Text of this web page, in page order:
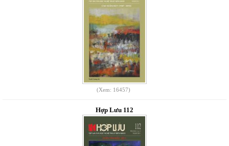
(Xem: 16457)
Hợp Lưu 112